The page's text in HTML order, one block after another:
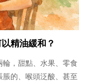
精油緩和？
，甜點、水果、零食
的、喉頭泛酸、甚至